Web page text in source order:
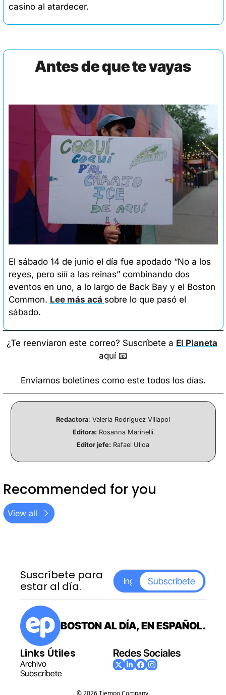
casino al atardecer.
Antes de que te vayas
El sábado 14 de junio el día fue apodado “No a los
reyes, pero sííí a las reinas” combinando dos
eventos en uno, a lo largo de Back Bay y el Boston
Common. Lee más acá sobre lo que pasó el
sábado.
¿Te reenviaron este correo? Suscríbete a El Planeta
aquí 📧
Enviamos boletines como este todos los días.
Redactora: Valeria Rodríguez Villapol
Editora: Rosanna Marinelli
Editor jefe: Rafael Ulloa
Recommended for you
View all
Suscríbete para
estar al día.
Subscríbete
BOSTON AL DÍA, EN ESPAÑOL.
Links Útiles
Archivo
Subscríbete
Redes Sociales
© 2026 Tiempo Company.